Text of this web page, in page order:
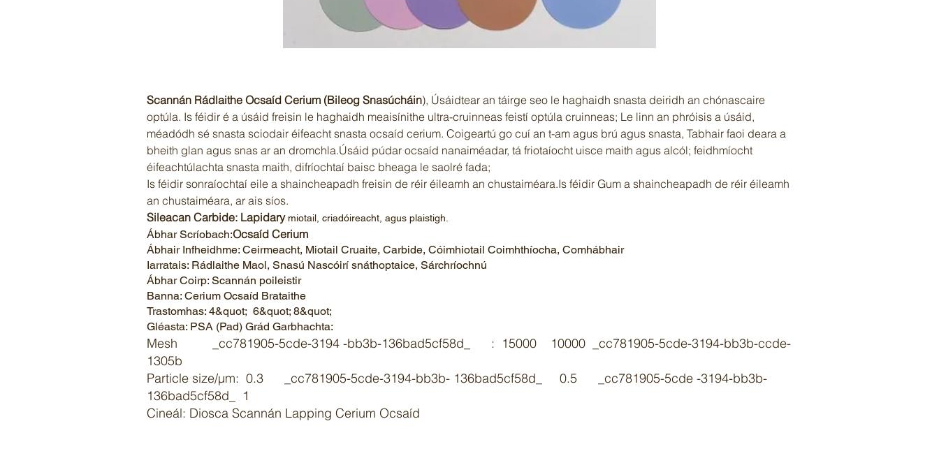
Scannán Rádlaithe Ocsaíd Cerium (Bileog Snasúcháin), Úsáidtear an táirge seo le haghaidh snasta deiridh an chónascaire
optúla. Is féidir é a úsáid freisin le haghaidh meaisínithe ultra-cruinneas feistí optúla cruinneas; Le linn an phróisis a úsáid,
méadódh sé snasta sciodair éifeacht snasta ocsaíd cerium. Coigeartú go cuí an t-am agus brú agus snasta, Tabhair faoi deara a
bheith glan agus snas ar an dromchla.Úsáid púdar ocsaíd nanaiméadar, tá friotaíocht uisce maith agus alcól; feidhmíocht
éifeachtúlachta snasta maith, difríochtaí baisc bheaga le saolré fada;
Is féidir sonraíochtaí eile a shaincheapadh freisin de réir éileamh an chustaiméara.Is féidir Gum a shaincheapadh de réir éileamh
an chustaiméara, ar ais síos.
Sileacan Carbide: Lapidarymiotail, criadóireacht, agus plaistigh.
Ábhar Scríobach:Ocsaíd Cerium
Ábhair Infheidhme: Ceirmeacht, Miotail Cruaite, Carbide, Cóimhiotail Coimhthíocha, Comhábhair
Iarratais: Rádlaithe Maol, Snasú Nascóirí snáthoptaice, Sárchríochnú
Ábhar Coirp: Scannán poileistir
Banna: Cerium Ocsaíd Brataithe
Trastomhas: 4&quot; 6&quot; 8&quot;
Gléasta: PSA (Pad) Grád Garbhachta:
Mesh _cc781905-5cde-3194 -bb3b-136bad5cf58d_ : 15000 10000 _cc781905-5cde-3194-bb3b-ccde-
1305b
Particle size/µm: 0.3 _cc781905-5cde-3194-bb3b- 136bad5cf58d_ 0.5 _cc781905-5cde -3194-bb3b-
136bad5cf58d_ 1
Cineál: Diosca Scannán Lapping Cerium Ocsaíd